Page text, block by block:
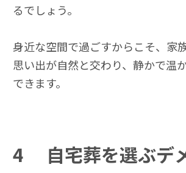
るでしょう。
身近な空間で過ごすからこそ、家
思い出が自然と交わり、静かで温
できます。
4 自宅葬を選ぶデ